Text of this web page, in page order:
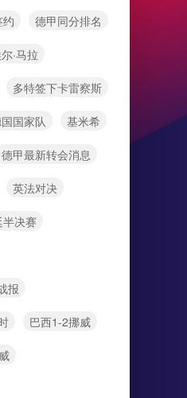
德甲同分排名
·马拉
多特签下卡雷察斯
国家队 基米希
德甲最新转会消息
英法对决
决赛
报
巴西1-2挪威